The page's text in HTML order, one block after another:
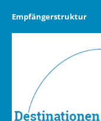
Empfängerstruktur